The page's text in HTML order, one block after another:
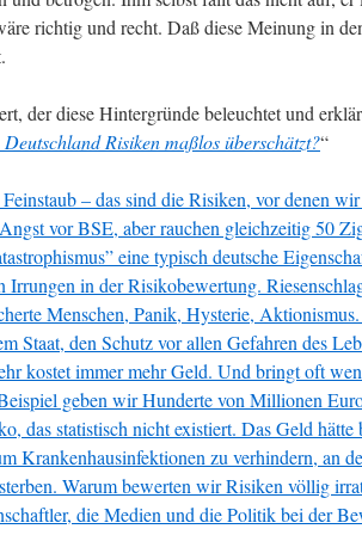
richtig und recht. Daß diese Meinung in
der diese Hintergründe beleuchtet und
Risiken maßlos überschätzt?“
– das sind die Risiken, vor denen
vor BSE, aber rauchen gleichzeitig 50
eine typisch deutsche
Irrungen in der Risikobewertung.
Menschen, Panik, Hysterie,
Staat, den Schutz vor allen Gefahren des
kostet immer mehr Geld. Und bringt oft
geben wir Hunderte von Millionen
das statistisch nicht existiert. Das Geld hätte
Krankenhausinfektionen zu verhindern, an
Warum bewerten wir Risiken völlig
die Medien und die Politik bei der